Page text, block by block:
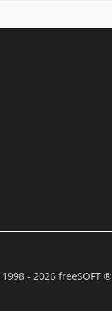
- 2026 freeSOFT ®